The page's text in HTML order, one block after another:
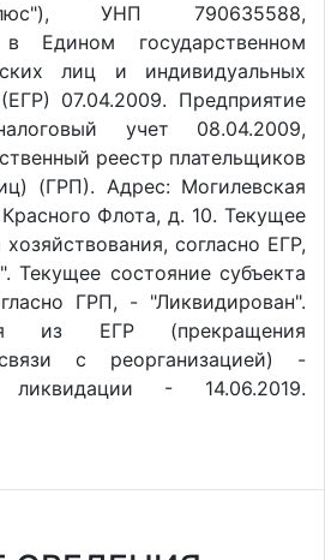
УНП 790635588,
в Едином государственном
лиц и индивидуальных
07.04.2009. Предприятие
учет 08.04.2009,
реестр плательщиков
(ГРП). Адрес: Могилевская
Флота, д. 10. Текущее
согласно ЕГР,
Текущее состояние субъекта
ГРП, - "Ликвидирован".
из ЕГР (прекращения
с реорганизацией) -
ликвидации - 14.06.2019.